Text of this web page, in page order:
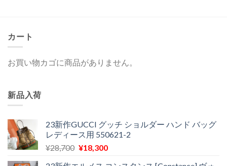
カート
お買い物カゴに商品がありません。
新品入荷
23新作GUCCI グッチ ショルダー ハンド バッグ
レディース用 550621-2
¥28,700 元
¥18,300現